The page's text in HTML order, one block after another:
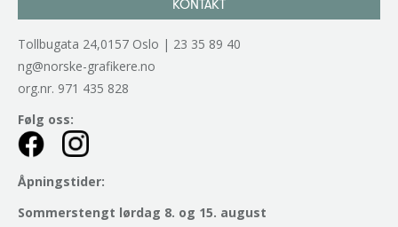
KONTAKT
Tollbugata 24,0157 Oslo | 23 35 89 40
ng@norske-grafikere.no
org.nr. 971 435 828
Følg oss:
Åpningstider:
Sommerstengt lørdag 8. og 15. august